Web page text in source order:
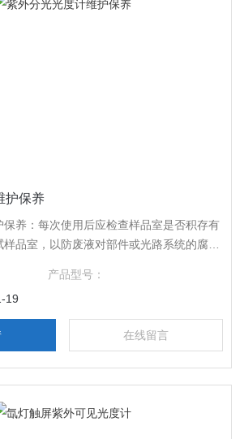
护保养
养：每次使用后应检查样品室是否积存有
品室，以防废液对部件或光路系统的腐
要取出。
产品型号：
19
在线留言